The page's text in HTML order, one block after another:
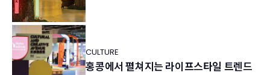
CULTURE
홍콩에서 펼쳐지는 라이프스타일 트렌드